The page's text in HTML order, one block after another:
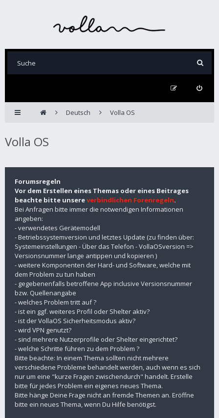
Deutsch Volla OS
Volla OS
Forumsregeln
Vor dem Erstellen eines Themas oder eines Beitrages
beachte bitte unsereverbindlichen Forenregeln.
Bei Anfragen bitte immer die notwendigen Informationen
angeben:
- verwendetes Gerätemodell
- Betriebssystemversion und letztes Update (zu finden über:
Systemeinstellungen - Über das Telefon - VollaOSversion =>
Versionsnummer lange antippen und kopieren )
- weitere Komponenten der Hard- und Software, welche mit
dem Problem zu tun haben
- gegebenenfalls betroffene App inclusive Versionsnummer
bzw. Quellenangabe
- welches Problem tritt auf ?
- ist ein ggf. weiteres Profil oder Shelter aktiv?
- ist der VollaOS Sicherheitsmodus aktiv?
- wird VPN genutzt?
- sind mehrere Nutzerprofile oder Shelter eingerichtet?
- welche Schritte führen zu dem Problem ?
Bitte beachte: In einem Thema sollten nicht mehrere
verschiedene Probleme behandelt werden, auch wenn es sich
nur um eine "kurze Fragen zwischendurch" handelt. Erstelle
bitte für jedes Problem ein eigenes neues Thema.
Bitte hänge Deine Frage nicht an fremde Themen an. Eröffne
bitte ein neues Thema, wenn Du Hilfe benötigst.